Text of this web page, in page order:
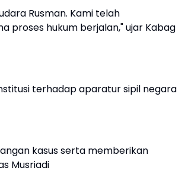
Rusman. Kami telah
proses hukum berjalan," ujar Kabag
terhadap aparatur sipil negara
kasus serta memberikan
Musriadi